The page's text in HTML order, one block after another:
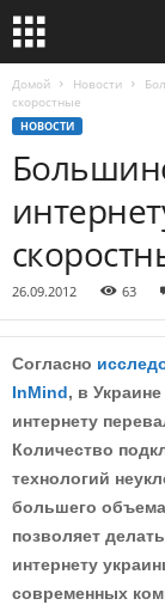
Домой Новости
скоростные
НОВОСТИ
26.09.2012 63
Согласно
InMind, в
интернету
Количество
технологий
большего
позволяет
интернету
современных